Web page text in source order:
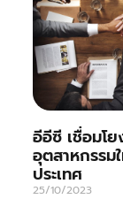
อีอีซี เชื่อมโ
อุตสาหกรรม
ประเทศ
25/10/2023